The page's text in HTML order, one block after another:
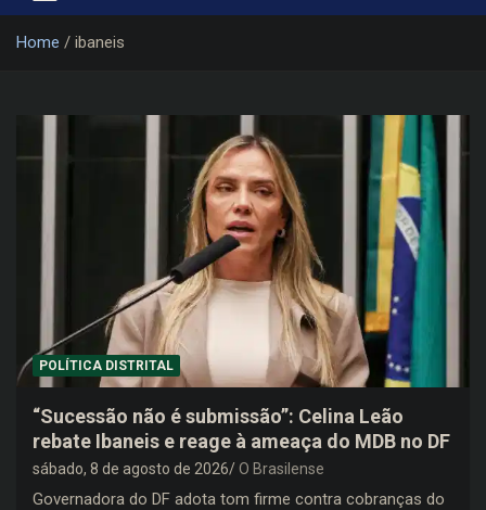
Home ibaneis
POLÍTICA DISTRITAL
“Sucessão não é submissão”: Celina Leão
rebate Ibaneis e reage à ameaça do MDB no DF
sábado, 8 de agosto de 2026 O Brasilense
Governadora do DF adota tom firme contra cobranças do